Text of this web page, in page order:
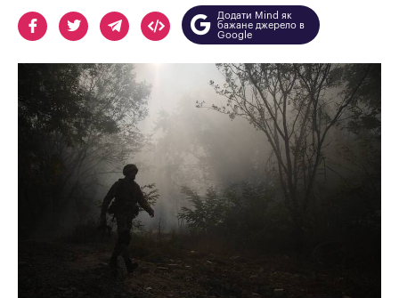
Додати Mind як
бажане джерело в
Google